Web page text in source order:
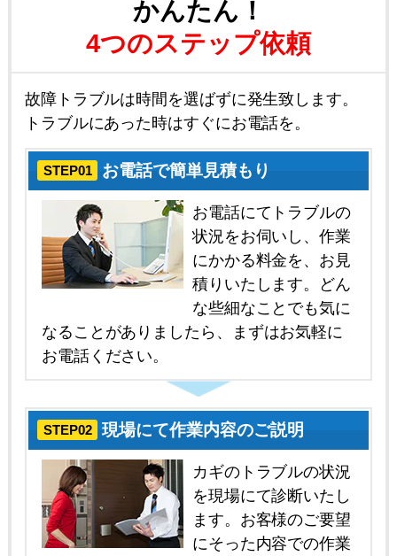
かんたん！
4つのステップ依頼
故障トラブルは時間を選ばずに発生致します。
トラブルにあった時はすぐにお電話を。
STEP01 お電話で簡単見積もり
お電話にてトラブルの
状況をお伺いし、作業
にかかる料金を、お見
積りいたします。どん
な些細なことでも気に
なることがありましたら、まずはお気軽に
お電話ください。
STEP02 現場にて作業内容のご説明
カギのトラブルの状況
を現場にて診断いたし
ます。お客様のご要望
にそった内容での作業